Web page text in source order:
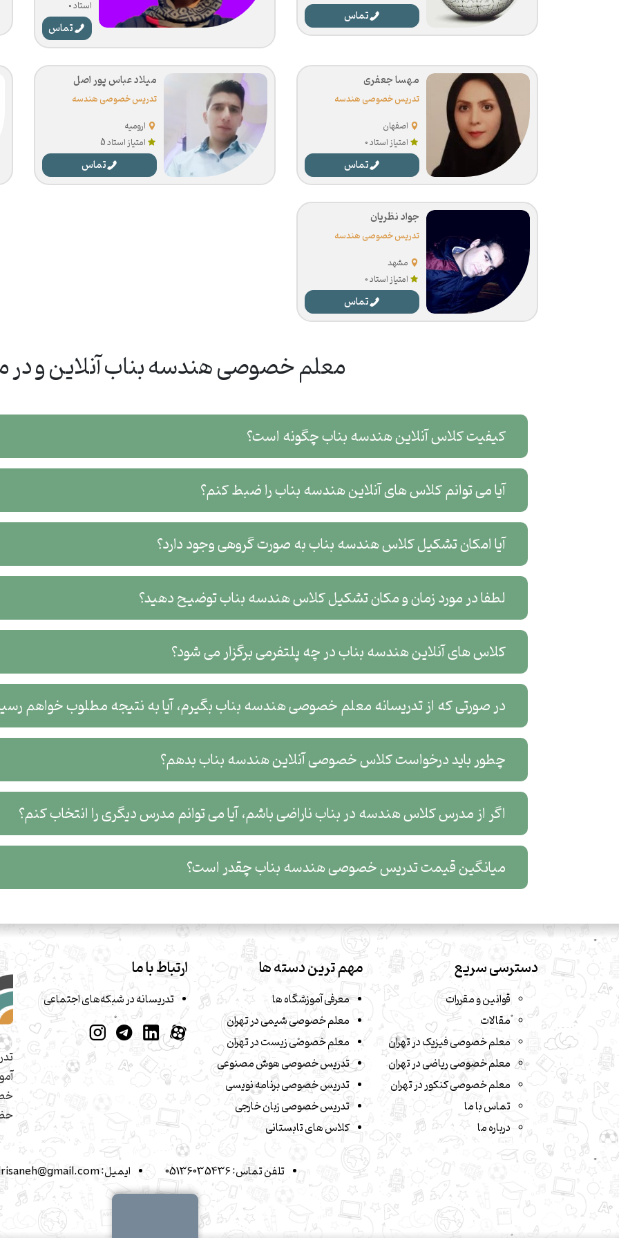
تماس
استاد 0
تماس
مهسا جعفری
تدریس خصوصی هندسه
اصفهان
امتیاز استاد 0
تماس
میلاد عباس پور اصل
تدریس خصوصی هندسه
ارومیه
امتیاز استاد 5
تماس
جواد نظریان
تدریس خصوصی هندسه
مشهد
امتیاز استاد 0
تماس
معلم خصوصی هندسه بناب آنلاین و در
کیفیت کلاس آنلاین هندسه بناب چگونه است؟
آیا می توانم کلاس های آنلاین هندسه بناب را ضبط کنم؟
آیا امکان تشکیل کلاس هندسه بناب به صورت گروهی وجود دارد؟
لطفا در مورد زمان و مکان تشکیل کلاس هندسه بناب توضیح دهید؟
کلاس های آنلاین هندسه بناب در چه پلتفرمی برگزار می شود؟
در صورتی که از تدریسانه معلم خصوصی هندسه بناب بگیرم، آیا به نتیجه مطلوب خواهم
چطور باید درخواست کلاس خصوصی آنلاین هندسه بناب بدهم؟
اگر از مدرس کلاس هندسه در بناب ناراضی باشم، آیا می توانم مدرس دیگری را انتخاب کنم؟
میانگین قیمت تدریس خصوصی هندسه بناب چقدر است؟
دسترسی سریع
قوانین و مقررات
مقالات
معلم خصوصی فیزیک در تهران
معلم خصوصی ریاضی در تهران
معلم خصوصی کنکور در تهران
تماس با ما
درباره ما
مهم ترین دسته ها
معرفی آموزشگاه ها
معلم خصوصی شیمی در تهران
معلم خصوصی زیست در تهران
تدریس خصوصی هوش مصنوعی
تدریس خصوصی برنامه نویسی
تدریس خصوصی زبان خارجی
کلاس های تابستانی
ارتباط با ما
تدریسانه در شبکه‌های اجتماعی
تلفن تماس:05136035436 ایمیل: